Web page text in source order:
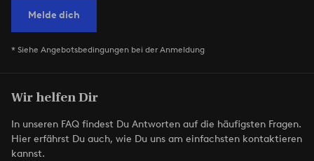
Melde dich
* Siehe Angebotsbedingungen bei der Anmeldung
Wir helfen Dir
In unseren FAQ findest Du Antworten auf die häufigsten Fragen.
Hier erfährst Du auch, wie Du uns am einfachsten kontaktieren
kannst.